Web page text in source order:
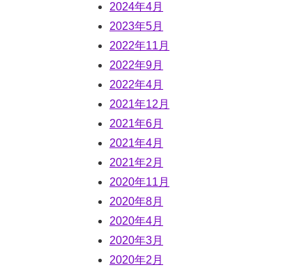
2024年4月
2023年5月
2022年11月
2022年9月
2022年4月
2021年12月
2021年6月
2021年4月
2021年2月
2020年11月
2020年8月
2020年4月
2020年3月
2020年2月